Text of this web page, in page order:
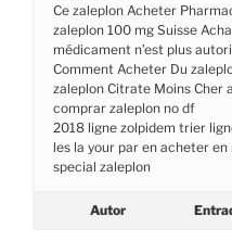
Ce zaleplon Acheter
zaleplon 100 mg Suisse
médicament n’est plus
Comment Acheter Du
zaleplon Citrate Moins Cher
comprar zaleplon no df
2018 ligne zolpidem trier
les la your par en acheter
special zaleplon
Autor